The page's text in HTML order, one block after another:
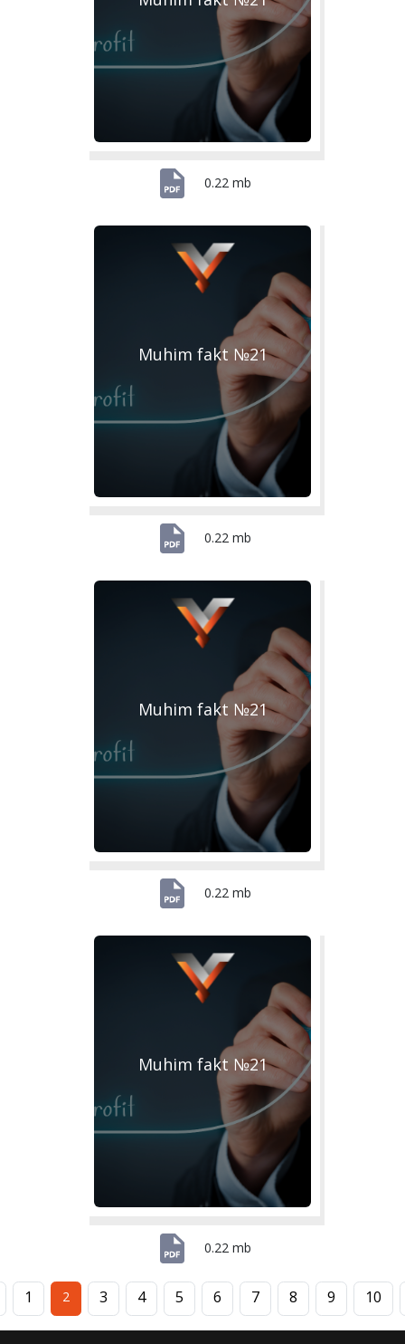
0.22 mb
Muhim fakt №21
0.22 mb
Muhim fakt №21
0.22 mb
Muhim fakt №21
0.22 mb
1 2 3 4 5 6 7 8 9 10